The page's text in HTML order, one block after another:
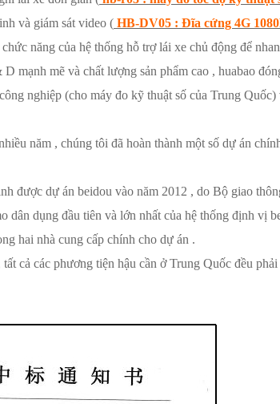
và giám sát video ( HB-DV05 : Đĩa cứng 4G
năng của hệ thống hỗ trợ lái xe chủ động để
mạnh mẽ và chất lượng sản phẩm cao , huabao
nghiệp (cho máy đo kỹ thuật số của Trung Quốc)
năm , chúng tôi đã hoàn thành một số dự án
được dự án beidou vào năm 2012 , do Bộ giao
dân dụng đầu tiên và lớn nhất của hệ thống định vị
hai nhà cung cấp chính cho dự án .
tất cả các phương tiện hậu cần ở Trung Quốc đều